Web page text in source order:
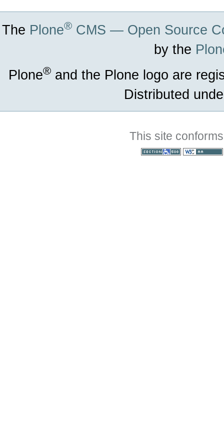
The Plone® CMS — Open Source
by the
Plone® and the Plone logo are
Distributed
This site